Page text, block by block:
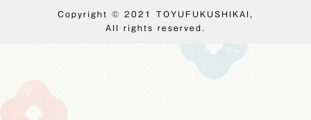
Copyright © 2021 TOYUFUKUSHIKAI,
All rights reserved.